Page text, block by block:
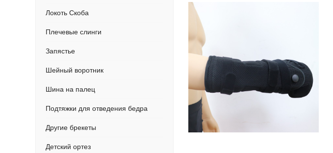
Локоть Скоба
Плечевые слинги
Запястье
Шейный воротник
Шина на палец
Подтяжки для отведения бедра
Другие брекеты
Детский ортез